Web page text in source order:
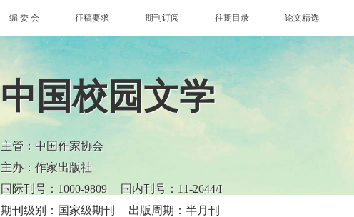
编 委 会 征稿要求 期刊订阅 往期目录 论文精选
中国校园文学
主管：中国作家协会
主办：作家出版社
国际刊号：1000-9809
国内刊号：11-2644/I
期刊级别：国家级期刊
出版周期：半月刊